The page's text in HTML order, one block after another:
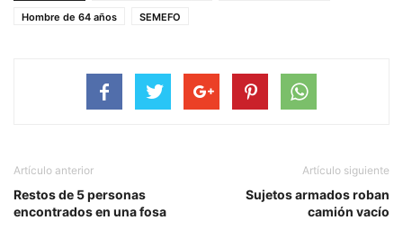
Hombre de 64 años
SEMEFO
Artículo anterior
Restos de 5 personas
encontrados en una fosa
Artículo siguiente
Sujetos armados roban
camión vacío